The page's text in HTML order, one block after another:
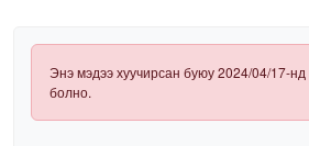
Энэ мэдээ хуучирсан буюу 2024/04/17-нд
болно.